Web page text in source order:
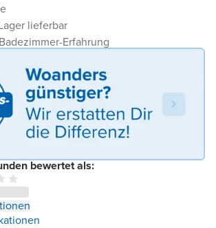
lieferbar
Erfahrung
bewertet als: